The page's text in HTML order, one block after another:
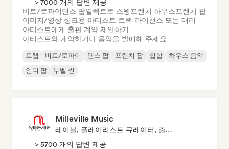
> 7000 개의 답변 제공
비트/로파이댄스 팝일렉트로 스윙 프렌치 하우스프렌치 팝
이미지/영상 싱크용 아티스트 트랙 라이선스 또는 대리
아티스트에게 출판 계약 제안하기
아티스트와 계약하거나 음악을 발매해 주세요
트랩 비트/로파이 댄스 팝 프렌치 팝 힙합
하우스 음악
인디 팝
누벨 씬
Milleville Music
레이블, 플레이리스트 큐레이터, 출판사, 싱크 슈퍼바이저
> 5700 개의 답변 제공